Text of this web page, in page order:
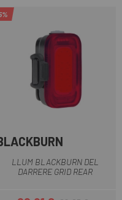
LLUM BLACKBURN DEL
DARRERE GRID REAR